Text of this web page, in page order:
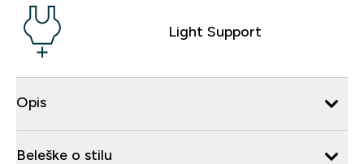
Light Support
Opis
Beleške o stilu